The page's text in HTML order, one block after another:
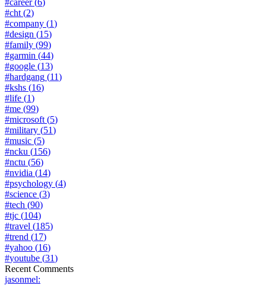
#career(6)
#cht (2)
#company (1)
#design (15)
#family (99)
#garmin (44)
#google (13)
#hardgang (11)
#kshs (16)
#life (1)
#me (99)
#microsoft (5)
#military (51)
#music (5)
#ncku (156)
#nctu (56)
#nvidia (14)
#psychology (4)
#science (3)
#tech (90)
#tjc (104)
#travel (185)
#trend (17)
#yahoo (16)
#youtube (31)
Recent Comments
jasonmel: